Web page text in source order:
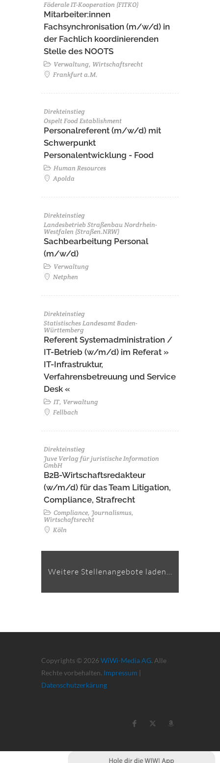
Föderale IT-Kooperation (FITKO)
Mitarbeiter:innen
Fachsynchronisation (m/w/d) in
der Fachlich koordinierenden
Stelle des NOOTS
Verwaltung, Wirtschaftsrecht
Frankfurt a.M.
Direkteinstieg
Ospelt Food Establishment
Personalreferent (m/w/d) mit
Schwerpunkt
Personalentwicklung - Food
Human Resources
Apolda
Direkteinstieg
Landesbetrieb Straßenbau Nordrhein-
Westfalen (Straßen.NRW)
Sachbearbeitung Personal
(m/w/d)
Verwaltung
Netphen
Direkteinstieg
Statistisches Landesamt Baden-
Württemberg
Referent Systemadministration /
IT-Betrieb (w/m/d) im Referat »
IT-Infrastruktur,
Verfahrensbetreuung und Service
Desk «
IT, Verwaltung
Fellbach
Direkteinstieg
Juve Verlag für juristische Information
GmbH
B2B-Wirtschaftsredakteur
(w/m/d) für das Team Litigation,
Compliance, Strafrecht
Compliance, Journalismus,
Wirtschaftsrecht
Köln
Weitere Stellenangebote laden...
Copyrights © 2026 WiWi-Media AG. Alle
Rechte vorbehalten. Impressum |
Datenschutzerkärung